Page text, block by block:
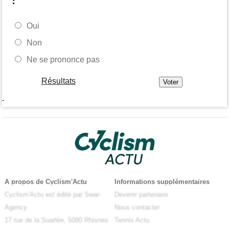
Oui
Non
Ne se prononce pas
Résultats
-
A propos de Cyclism'Actu
Cyclism'Actu est édité par Swar-
Agency
17 rue de la Suarlée, 5080 Rhisnes
Informations supplémentaires
Devenir partenaire
Nous contacter
Tennis Actu